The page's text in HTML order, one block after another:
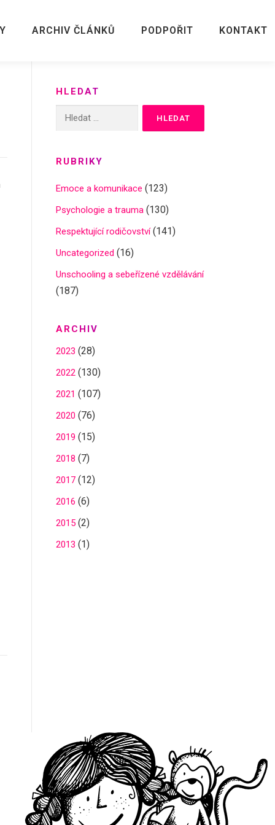
ARCHIV ČLÁNKŮ PODPOŘIT KONTAKT
HLEDAT
Vyhledávání
RUBRIKY
Emoce a komunikace (123)
Psychologie a trauma (130)
Respektující rodičovství(141)
Uncategorized (16)
Unschooling a sebeřízené vzdělávání
(187)
ARCHIV
2023 (28)
2022 (130)
2021 (107)
2020 (76)
2019 (15)
2018 (7)
2017 (12)
2016 (6)
2015 (2)
2013 (1)